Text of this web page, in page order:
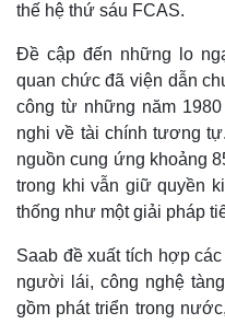
thế hệ thứ sáu FCAS.
Đề cập đến những lo
quan chức đã viện dẫn
công từ những năm
nghi về tài chính tương
nguồn cung ứng khoảng
trong khi vẫn giữ quyền
thống như một giải pháp
Saab đề xuất tích hợp
người lái, công nghệ
gồm phát triển trong